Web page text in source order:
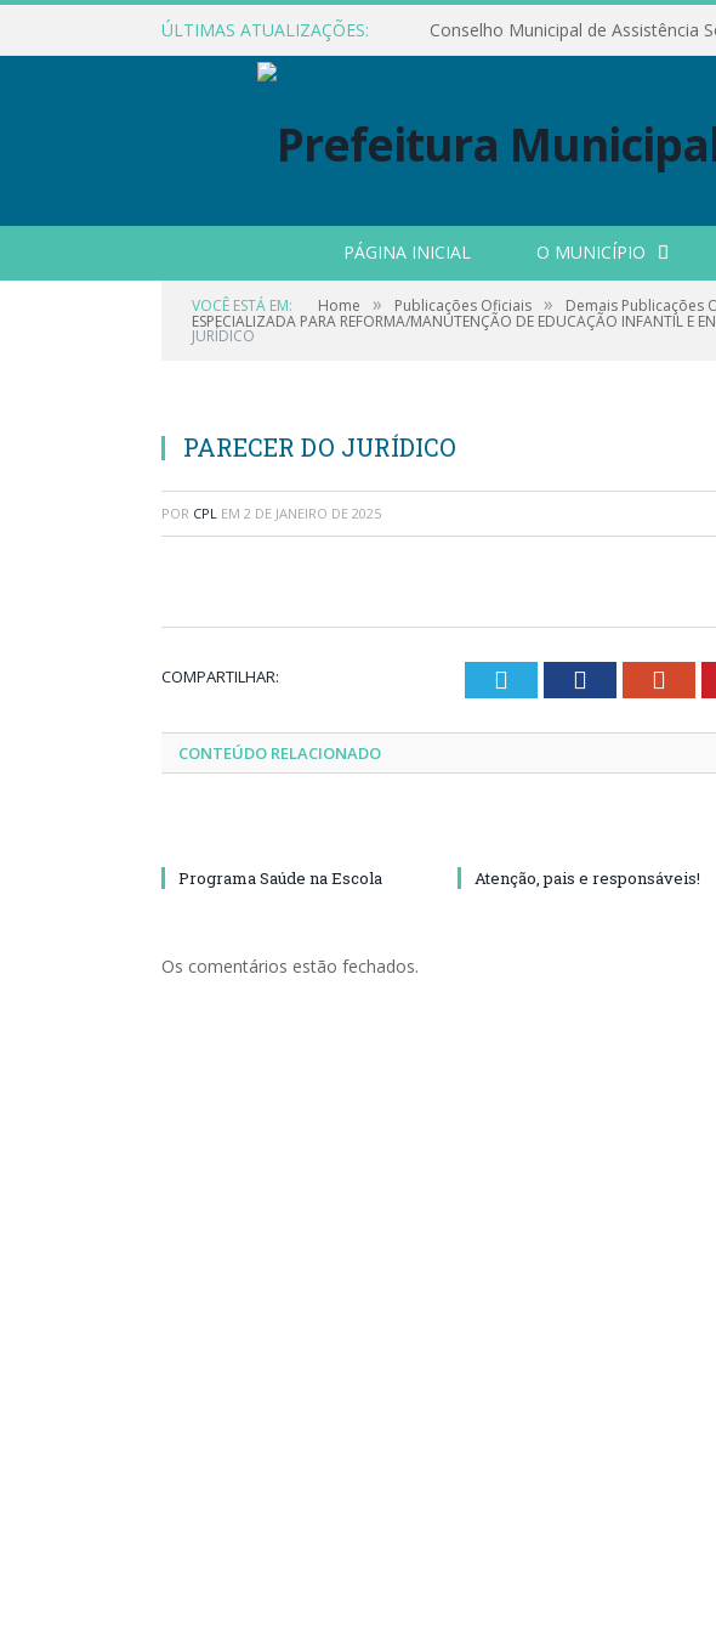
ÚLTIMAS ATUALIZAÇÕES:
PÁGINA INICIAL O MUNICÍPIO
VOCÊ ESTÁ EM: Home » Publicações Oficiais » Demais Publicações
ESPECIALIZADA PARA REFORMA/MANUTENÇÃO DE EDUCAÇÃO INFANTIL E
JURÍDICO
PARECER DO JURÍDICO
POR CPL EM 2 DE JANEIRO DE 2025
COMPARTILHAR: Twitter Facebook
CONTEÚDO RELACIONADO
Programa Saúde na Escola Atenção, pais e responsáveis!
Os comentários estão fechados.